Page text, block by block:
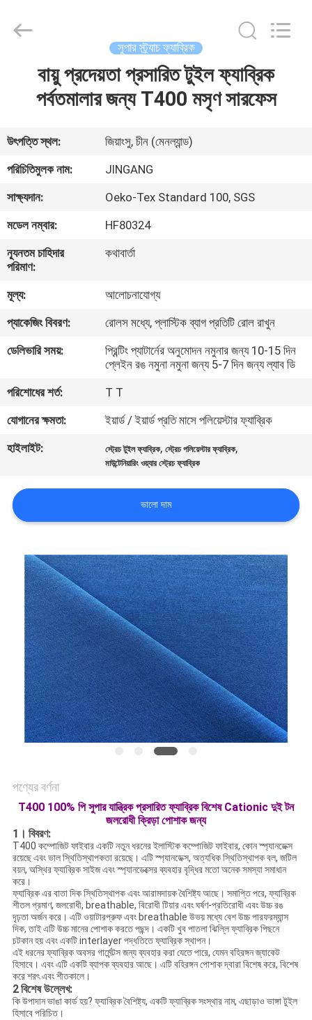
আমাদের
সম্পর্কে
কারখানা
ভ্রমণ
মান
নিয়ন্ত্রণ
করুন
খবর
কেস
NEWS
সাইট
ম্যাপ
PRIVACY
POLICY
Textile
Co.,Ltd.
সুপার স্ট্র্যাচ ফ্যাব্রিক
বায়ু প্রদেয়তা প্রসারিত টুইল ফ্যাব্রিক
পর্বতমালার জন্য T400 মসৃণ সারফেস
উৎপত্তি স্থল:
জিয়াংসু, চীন (মেনল্যান্ড)
পরিচিতিমুলক নাম:
JINGANG
সাক্ষ্যদান:
Oeko-Tex Standard 100, SGS
মডেল নম্বার:
HF80324
ন্যূনতম চাহিদার
পরিমাণ:
কথাবার্তা
মূল্য:
আলোচনাযোগ্য
প্যাকেজিং বিবরণ:
রোলস মধ্যে, প্লাস্টিক ব্যাগ প্রতিটি রোল রাখুন
ডেলিভারি সময়:
প্রিন্টিং প্যাটার্নের অনুমোদন নমুনার জন্য 10-15 দিন
প্লেইন রঙ নমুনা নমুনা জন্য 5-7 দিন জন্য ল্যাব ডি
পরিশোধের শর্ত:
T T
যোগানের ক্ষমতা:
ইয়ার্ড / ইয়ার্ড প্রতি মাসে পলিয়েস্টার ফ্যাব্রিক
হাইলাইট:
স্ট্রেচ টুইল ফ্যাব্রিক,স্ট্রেচ পলিয়েস্টার ফ্যাব্রিক,
মাউন্টেনিয়ারিং ওয়্যার স্ট্রেচ ফ্যাব্রিক
ভালো দাম
পণ্যের বর্ণনা
T400 100% পি সুপার যান্ত্রিক প্রসারিত ফ্যাব্রিক বিশেষ Cationic দুই টন
জলরোধী ক্রিড়া পোশাক জন্য
1। বিবরণ:
T400 কম্পোজিট ফাইবার একটি নতুন ধরনের ইলাস্টিক কম্পোজিট ফাইবার, কোন স্প্যানডেক্স
রয়েছে এবং ভাল স্থিতিস্থাপকতা রয়েছে। এটি স্প্যানডেক্স, অত্যধিক স্থিতিস্থাপক বল, জটিল
বয়ন, অস্থির ফ্যাব্রিক সাইজ এবং স্প্যানডেক্সের ব্যবহার বৃদ্ধির মতো অনেক সমস্যা সমাধান
করে।
ফ্যাব্রিক এর বাতা দিক স্থিতিস্থাপক এবং আরামদায়ক বৈশিষ্ট্য আছে। সমাপ্তি পরে, ফ্যাব্রিক
শীতল প্রমাণ, জলরোধী, breathable, বিরোধী টিয়ার এবং ঘর্ষণ-প্রতিরোধী এবং উচ্চ রঙ
দৃঢ়তা অর্জন করে। এটি ওয়াটারপ্রুফ এবং breathable উভয় মধ্যে বেশ উচ্চ পারফরম্যান্স
দিক, তাই এটি উচ্চ মানের পোশাক করতে পছন্দ। একটি খুব পাতলা ঝিল্লি ফ্যাব্রিক পিছনে
চটকান হয় এবং একটি interlayer পদ্ধতিতে ফ্যাব্রিক স্থাপন।
এই ধরনের ফ্যাব্রিক অবসর গার্মেন্টস জন্য ব্যবহার করা যেতে পারে, যেমন বহিরঙ্গন জ্যাকেট
হিসাবে। এবং এটি একটি ব্যাপক ব্যবহার আছে। এটি বহিরঙ্গন পোশাক দ্বারা বিশেষ করে, বিশেষ
করে শরৎ এবং শীতকালে।
2বিশেষ উল্লেখ:
কি উপাদান ভাঙা কার্ড হয়? ফ্যাব্রিক বৈশিষ্ট্য, একটি ফ্যাব্রিক সংস্থার নাম, এছাড়াও ভাঙ্গা টুইল
হিসাবে পরিচিত।